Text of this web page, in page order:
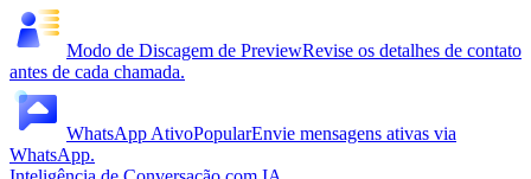
Modo de Discagem de PreviewRevise os detalhes de contato
antes de cada chamada.
WhatsApp AtivoPopularEnvie mensagens ativas via
WhatsApp.